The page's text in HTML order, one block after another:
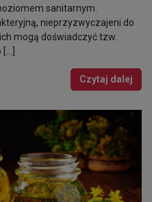
sanitarnym.
nieprzyzwyczajeni do
mogą doświadczyć tzw.
Czytaj dalej